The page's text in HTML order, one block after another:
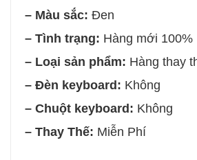
– Màu sắc: Đen
– Tình trạng: Hàng mới 100%
– Loại sản phẩm: Hàng thay
– Đèn keyboard: Không
– Chuột keyboard: Không
– Thay Thế: Miễn Phí